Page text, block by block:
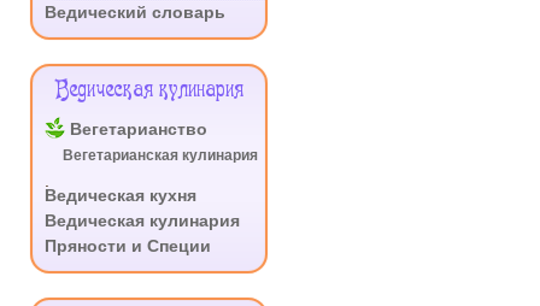
Ведический словарь
Ведическая кулинария
Вегетарианство
Вегетарианская кулинария
Ведическая кухня
Ведическая кулинария
Пряности и Специи